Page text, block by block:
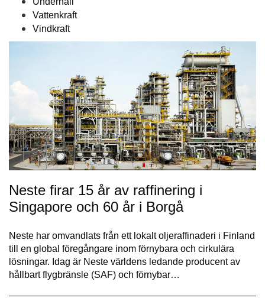
Vattenkraft
Vindkraft
Neste firar 15 år av raffinering i
Singapore och 60 år i Borgå
Neste har omvandlats från ett lokalt oljeraffinaderi i Finland
till en global föregångare inom förnybara och cirkulära
lösningar. Idag är Neste världens ledande producent av
hållbart flygbränsle (SAF) och förnybar…